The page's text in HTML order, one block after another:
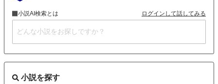
小説AI検索とは ログインして話してみる
小説を探す